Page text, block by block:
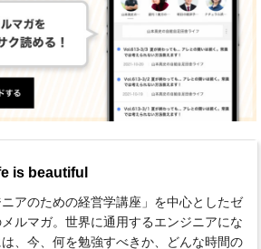
is beautiful
ニアのための経営学講座」を中心としたゼ
メルマガ。世界に通用するエンジニアにな
、今、何を勉強すべきか、どんな時間の